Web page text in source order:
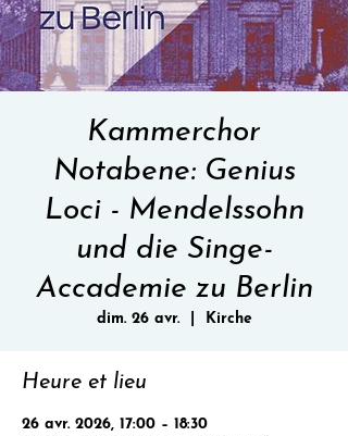
Kammerchor
Notabene: Genius
Loci - Mendelssohn
und die Singe-
Accademie zu Berlin
dim. 26 avr.
  |
Kirche
Heure et lieu
26 avr. 2026, 17:00 – 18:30